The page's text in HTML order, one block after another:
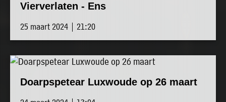
Vierverlaten - Ens
25 maart 2024 | 21:20
Doarpspetear Luxwoude op 26 maart